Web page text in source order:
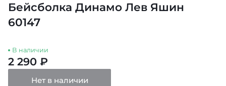
Бейсболка Динамо Лев Яшин
60147
В наличии
2 290 ₽
Нет в наличии